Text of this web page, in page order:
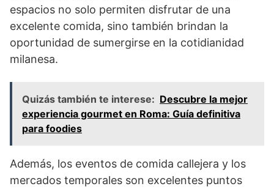
espacios no solo permiten disfrutar de una
excelente comida, sino también brindan la
oportunidad de sumergirse en la cotidianidad
milanesa.
Quizás también te interese: Descubre la mejor
experiencia gourmet en Roma: Guía definitiva
para foodies
Además, los eventos de comida callejera y los
mercados temporales son excelentes puntos